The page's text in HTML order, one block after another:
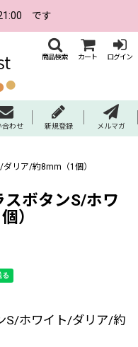
です
商品検索 カート ログイン
合わせ 新規登録 メルマガ
リア/約8mm（1個）
ボタンS/ホワ
）
S/ホワイト/ダリア/約